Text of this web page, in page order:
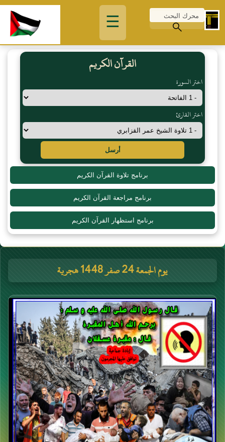
☰
القرآن الكريم
اختر السورة
اختر القارئ
أرسل
برنامج تلاوة القرآن الكريم
برنامج مراجعة القرآن الكريم
برنامج استظهار القرآن الكريم
يوم الجمعة 24 صفر 1448 هجرية